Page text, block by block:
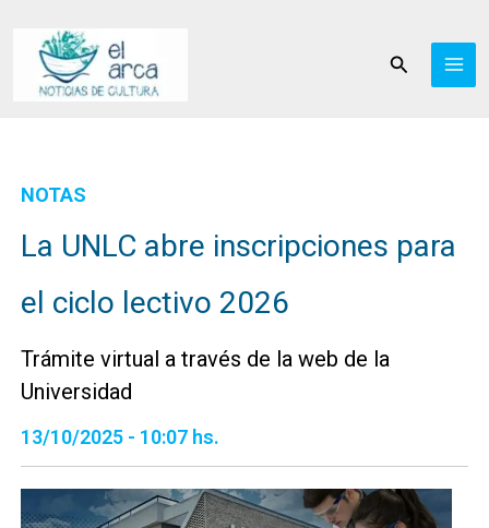
contenido
Buscar
NOTAS
La UNLC abre inscripciones para
el ciclo lectivo 2026
Trámite virtual a través de la web de la
Universidad
13/10/2025 - 10:07 hs.